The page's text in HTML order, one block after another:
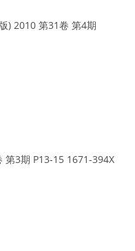
) 2010 第31卷 第4期
第3期 P13-15 1671-394X